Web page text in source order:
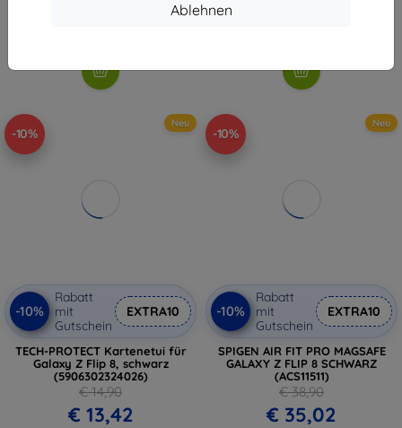
Ablehnen
-10%
Neu
-10%
Rabatt
mit
Gutschein
EXTRA10
TECH-PROTECT Kartenetui für
Galaxy Z Flip 8, schwarz
(5906302324026)
€ 14,90
€ 13,42
-10%
Neu
-10%
Rabatt
mit
Gutschein
EXTRA10
SPIGEN AIR FIT PRO MAGSAFE
GALAXY Z FLIP 8 SCHWARZ
(ACS11511)
€ 38,90
€ 35,02